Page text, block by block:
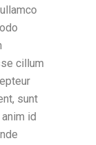
cillum
sunt
id